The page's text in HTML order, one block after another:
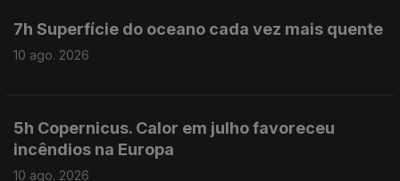
7h Superfície do oceano cada vez mais quente
10 ago. 2026
5h Copernicus. Calor em julho favoreceu
incêndios na Europa
10 ago. 2026